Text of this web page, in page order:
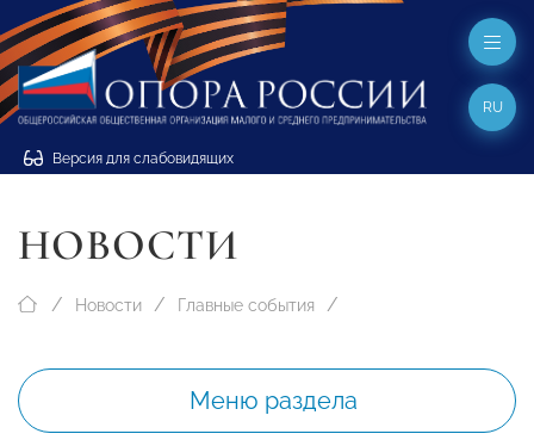
Версия для слабовидящих
RU
НОВОСТИ
Новости Главные события
Меню раздела